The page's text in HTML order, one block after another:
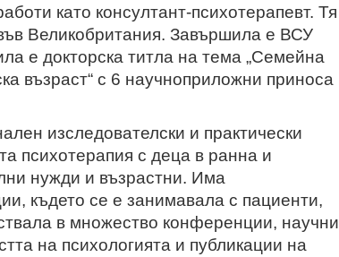
като консултант-психотерапевт. Тя
Великобритания. Завършила е ВСУ
е докторска титла на тема „Семейна
възраст“ с 6 научноприложни приноса
изследователски и практически
психотерапия с деца в ранна и
нужди и възрастни. Има
където се е занимавала с пациенти,
в множество конференции, научни
на психологията и публикации на